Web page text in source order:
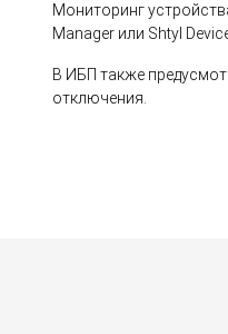
Мониторинг
Manager или Shtyl
В ИБП также
отключения.